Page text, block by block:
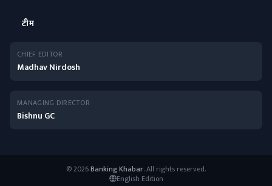
टीम
CHIEF EDITOR
Madhav Nirdosh
MANAGING DIRECTOR
Bishnu GC
© 2026Banking Khabar. All rights reserved.
English Edition